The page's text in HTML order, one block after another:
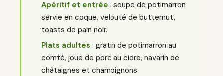
Apéritif et entrée : soupe de potimarron
servie en coque, velouté de butternut,
toasts de pain noir.
Plats adultes : gratin de potimarron au
comté, joue de porc au cidre, navarin de
châtaignes et champignons.